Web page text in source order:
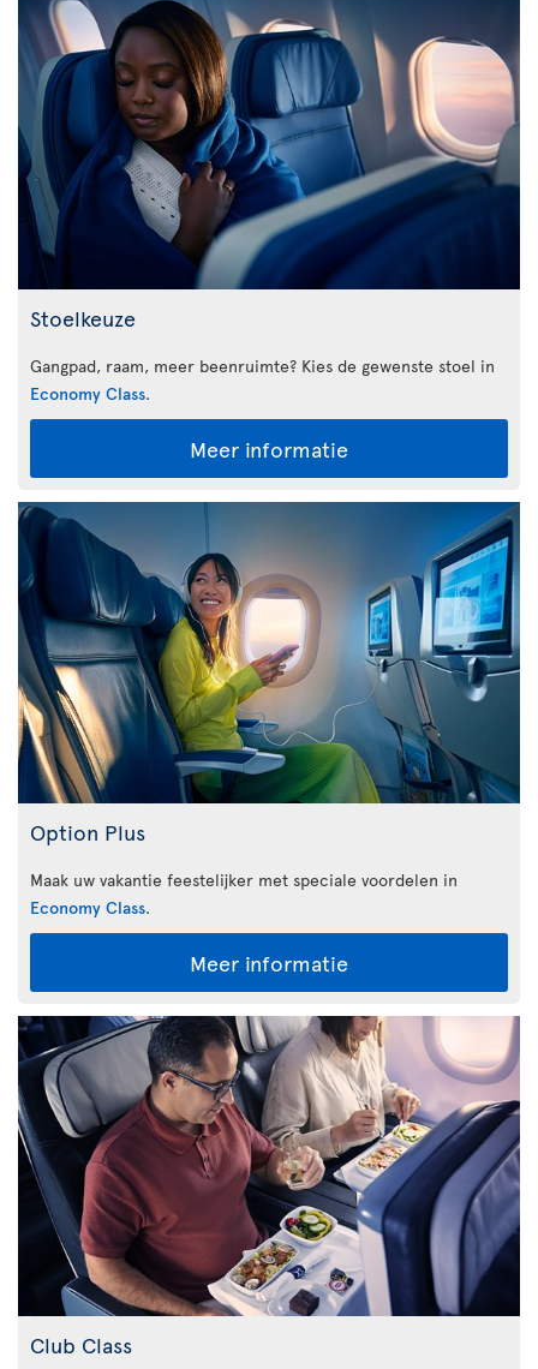
Stoelkeuze
Gangpad, raam, meer beenruimte? Kies de gewenste stoel in
Economy Class.
Meer informatie
Option Plus
Maak uw vakantie feestelijker met speciale voordelen in
Economy Class.
Meer informatie
Club Class